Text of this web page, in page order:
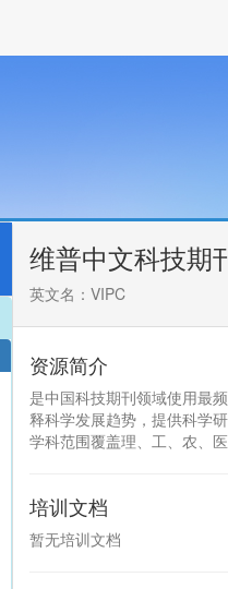
维普中文科技期
英文名：VIPC
资源简介
是中国科技期刊领域使用最
释科学发展趋势，提供科学
学科范围覆盖理、工、农、
培训文档
暂无培训文档